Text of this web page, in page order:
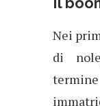
Nei
di